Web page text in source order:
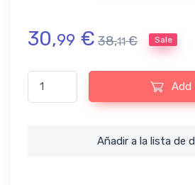
30,99 € 38,11 € Sale
Agenda Anual Finocam 2020,
Add
Añadir a la lista de